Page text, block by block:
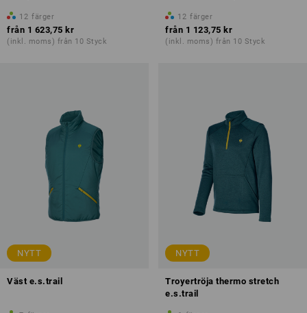
12 färger
från 1 623,75 kr
(inkl. moms) från 10 Styck
12 färger
från 1 123,75 kr
(inkl. moms) från 10 Styck
NYTT
Väst e.s.trail
NYTT
Troyertröja thermo stretch
e.s.trail